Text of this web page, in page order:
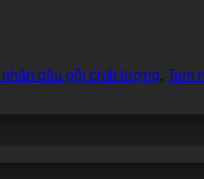
dầu gội chất lượng, Tem